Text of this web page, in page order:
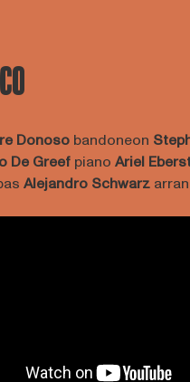
Donoso bandoneon
De Greef piano Ariel
Alejandro Schwarz